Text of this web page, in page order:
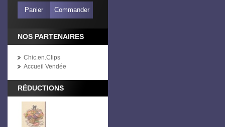
Panier Commander
NOS PARTENAIRES
Chic.en.Clips
Accueil Vendée
RÉDUCTIONS